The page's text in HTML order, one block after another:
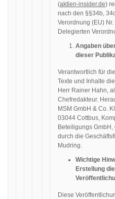
(aktien-insider.de)
nach den §§34b,
Verordnung (EU)
Delegierten
Angaben
dieser
Verantwortlich für
Texte und Inhalte
Herr Rainer Hahn,
Chefredakteur.
MSM GmbH & Co.
03044 Cottbus,
Beteiligungs GmbH,
durch die
Mudring.
Wichtige
Erstellung
Diese